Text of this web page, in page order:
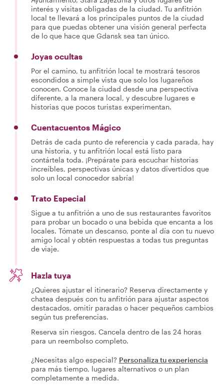
interés y visitas obligadas de la ciudad. Tu anfitrión
local te llevará a los principales puntos de la ciudad
para que puedas obtener una visión general perfecta
de lo que hace que Gdansk sea tan único.
Joyas ocultas
Por el camino, tu anfitrión local te mostrará tesoros
escondidos a simple vista que solo los lugareños
conocen. Conoce la ciudad desde una perspectiva
diferente, a la manera local, y descubre lugares e
historias que pocos turistas experimentan.
Cuentacuentos Mágico
Detrás de cada punto de referencia y cada parada, hay
una historia, y tu anfitrión local está listo para
contártela toda. ¡Prepárate para escuchar historias
increíbles, perspectivas únicas y datos divertidos que
solo un local conocedor sabría!
Trato Especial
Sigue a tu anfitrión a uno de sus restaurantes favoritos
para probar un bocado o una bebida que encanta a los
locales. Tómate un descanso, ponte al día con tu nuevo
amigo local y obtén respuestas a todas tus preguntas
de viaje.
Hazla tuya
¿Quieres ajustar el itinerario? Reserva directamente y
chatea después con tu anfitrión para ajustar aspectos
destacados, omitir paradas o hacer pequeños cambios
según tus preferencias.
Reserva sin riesgos. Cancela dentro de las 24 horas
para un reembolso completo.
¿Necesitas algo especial? Personaliza tu experiencia
para más tiempo, lugares alternativos o un plan
completamente a medida.